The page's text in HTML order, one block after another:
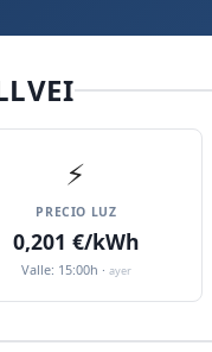
⚡
PRECIO LUZ
0,201 €/kWh
Valle: 15:00h · ayer